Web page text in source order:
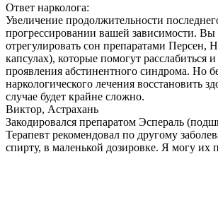
Ответ нарколога:
Увеличение продолжительности
прогрессировании вашей зависимости.
отрегулировать сон препаратами Персен,
капсулах), которые помогут расслабиться
проявления абстинентного синдрома. Но
наркологического лечения восстановить
случае будет крайне сложно.
Виктор, Астрахань
Закодировался препаратом Эспераль
Терапевт рекомендовал по другому
спирту, в маленькой дозировке. Я могу их